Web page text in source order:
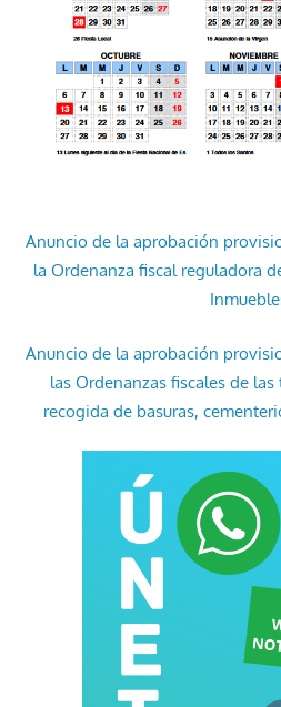
Anuncio de la aprobación
la Ordenanza fiscal reguladora
Anuncio de la aprobación
las Ordenanzas fiscales de
recogida de basuras,